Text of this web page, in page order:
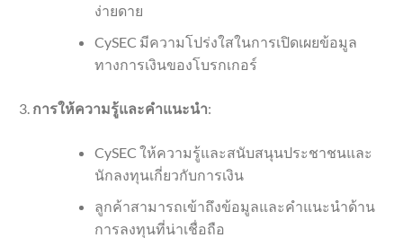
ง่ายดาย
CySEC มีความโปร่งใสในการเปิดเผยข้อมูล
ทางการเงินของโบรกเกอร์
การให้ความรู้และคำแนะนำ:
CySEC ให้ความรู้และสนับสนุนประชาชนและ
นักลงทุนเกี่ยวกับการเงิน
ลูกค้าสามารถเข้าถึงข้อมูลและคำแนะนำด้าน
การลงทุนที่น่าเชื่อถือ